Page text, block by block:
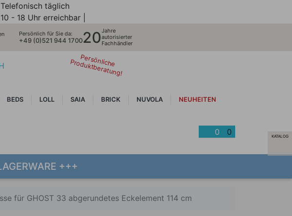
Telefonisch täglich
- 18 Uhr erreichbar |
Persönlich für Sie da:
+49 (0)521 944 1700
Persönliche
Produktberatung!
20Jahre
autorisierter
Fachhändler
BEDS LOLL SAIA BRICK NUVOLA NEUHEITEN
0 0
+++
für GHOST 33 abgerundetes Eckelement 114 cm
KATALOG